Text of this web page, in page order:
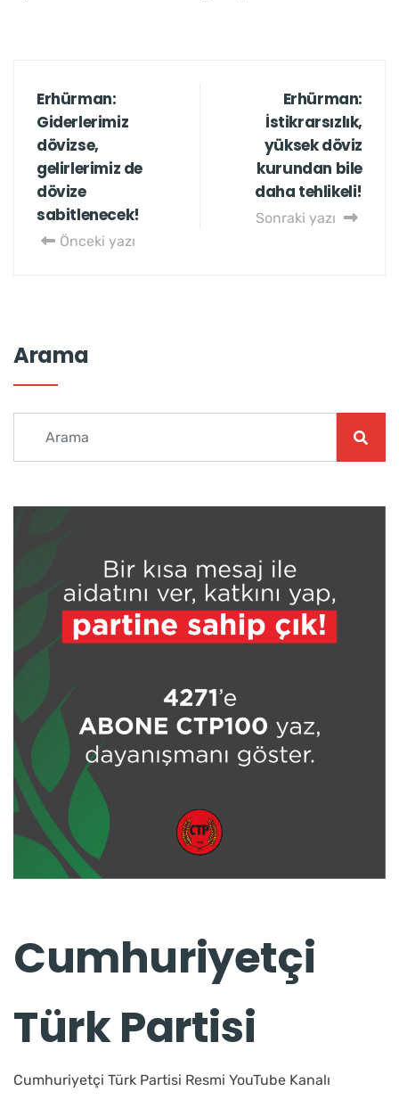
Erhürman:
Giderlerimiz
dövizse,
gelirlerimiz de
dövize
sabitlenecek!
Önceki yazı
Erhürman:
İstikrarsızlık,
yüksek döviz
kurundan bile
daha tehlikeli!
Sonraki yazı
Arama
Cumhuriyetçi
Türk Partisi
Cumhuriyetçi Türk Partisi Resmi YouTube Kanalı